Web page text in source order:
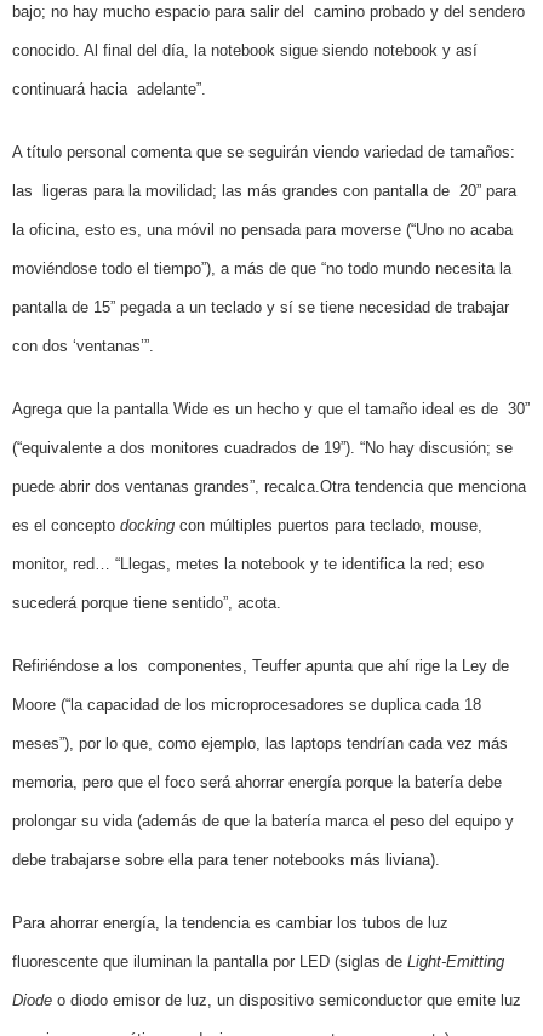
bajo; no hay mucho espacio para salir del camino probado y del sendero
conocido. Al final del día, la notebook sigue siendo notebook y así
continuará hacia adelante”.
A título personal comenta que se seguirán viendo variedad de tamaños:
las ligeras para la movilidad; las más grandes con pantalla de 20” para
la oficina, esto es, una móvil no pensada para moverse (“Uno no acaba
moviéndose todo el tiempo”), a más de que “no todo mundo necesita la
pantalla de 15” pegada a un teclado y sí se tiene necesidad de trabajar
con dos ‘ventanas’”.
Agrega que la pantalla Wide es un hecho y que el tamaño ideal es de 30”
(“equivalente a dos monitores cuadrados de 19”). “No hay discusión; se
puede abrir dos ventanas grandes”, recalca. Otra tendencia que menciona
es el concepto docking con múltiples puertos para teclado, mouse,
monitor, red… “Llegas, metes la notebook y te identifica la red; eso
sucederá porque tiene sentido”, acota.
Refiriéndose a los componentes, Teuffer apunta que ahí rige la Ley de
Moore (“la capacidad de los microprocesadores se duplica cada 18
meses”), por lo que, como ejemplo, las laptops tendrían cada vez más
memoria, pero que el foco será ahorrar energía porque la batería debe
prolongar su vida (además de que la batería marca el peso del equipo y
debe trabajarse sobre ella para tener notebooks más liviana).
Para ahorrar energía, la tendencia es cambiar los tubos de luz
fluorescente que iluminan la pantalla por LED (siglas de L ight-Emitting
Diode o diodo emisor de luz, un dispositivo semiconductor que emite luz